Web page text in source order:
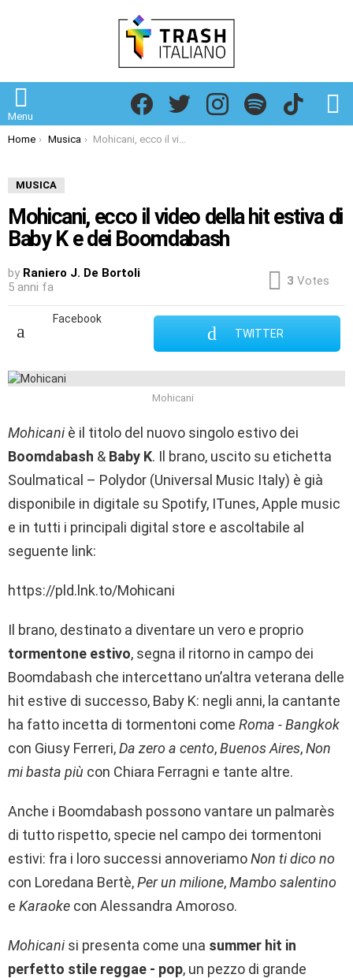
Menu
Facebook
Twitter
Instagram
Spotify
TikTok
You are here:
Home Musica Mohicani, ecco il video della hit estiva di Baby K e dei Boomdabash
MUSICA
Mohicani, ecco il video della hit estiva di
Baby K e dei Boomdabash
by Raniero J. De Bortoli
5 anni fa
3 Votes
Facebook
TWITTER
Mohicani
Mohicaniè il titolo del nuovo singolo estivo dei
Boomdabash & Baby K. Il brano, uscito su etichetta
Soulmatical – Polydor (Universal Music Italy) è già
disponibile in digitale su Spotify, ITunes, Apple music
e in tutti i principali digital store e ascoltabile al
seguente link:
https://pld.lnk.to/Mohicani
Il brano, destinato a diventare un vero e proprio
tormentone estivo, segna il ritorno in campo dei
Boomdabash che intercettano un’altra veterana delle
hit estive di successo, Baby K: negli anni, la cantante
ha fatto incetta di tormentoni come Roma - Bangkok
con Giusy Ferreri,Da zero a cento,Buenos Aires,Non
mi basta più con Chiara Ferragni e tante altre.
Anche i Boomdabash possono vantare un palmarès
di tutto rispetto, specie nel campo dei tormentoni
estivi: fra i loro successi annoveriamoNon ti dico no
con Loredana Bertè,Per un milione,Mambo salentino
e Karaoke con Alessandra Amoroso.
Mohicanisi presenta come una summer hit in
perfetto stile reggae - pop, un pezzo di grande